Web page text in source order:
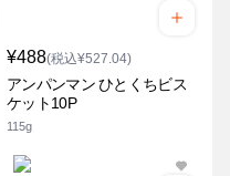
¥488(税込¥527.04)
アンパンマン ひとくちビス
ケット10P
115g